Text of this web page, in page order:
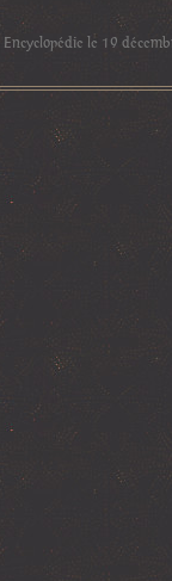
Encyclopédie le 19